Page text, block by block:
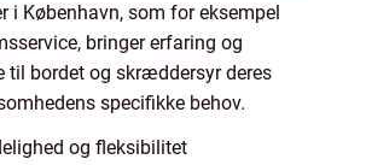
i København, som for eksempel
bringer erfaring og
til bordet og skræddersyr deres
specifikke behov.
og fleksibilitet